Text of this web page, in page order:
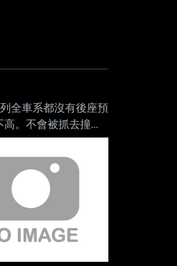
全車系都沒有後座預
。不會被抓去撞測